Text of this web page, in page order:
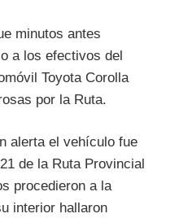
minutos antes
a los efectivos del
Toyota Corolla
por la Ruta.
alerta el vehículo fue
de la Ruta Provincial
procedieron a la
interior hallaron